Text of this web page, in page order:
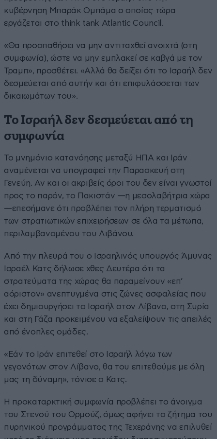
κυβέρνηση Μπαράκ Ομπάμα ο οποίος τώρα
εργάζεται στο think tank Atlantic Council.
«Θα προσπαθήσει να μην αντιταχθεί ανοιχτά (στη
συμφωνία), ώστε να μην εμπλακεί σε καβγά με τον
Τραμπ», προσθέτει. «Αλλά θα δείξει ότι το Ισραήλ δεν
δεσμεύεται από αυτήν και ότι επιφυλάσσεται των
δικαιωμάτων του».
Το Ισραήλ δεν δεσμεύεται από τη
συμφωνία
Το μνημόνιο κατανόησης μεταξύ ΗΠΑ και Ιράν
αναμένεται να υπογραφεί την Παρασκευή στη
Γενεύη. Αν και οι ακριβείς όροι του δεν είναι γνωστοί
προς το παρόν, το Πακιστάν —η μεσολαβήτρια χώρα
—επεσήμανε ότι προβλέπει τον πλήρη τερματισμό
των στρατιωτικών επιχειρήσεων σε όλα τα μέτωπα,
περιλαμβανομένου του Λιβάνου.
Από την πλευρά του ο Ισραηλινός υπουργός Άμυνας
Ισραέλ Κατς δήλωσε χθες Δευτέρα ότι τα
στρατεύματα της χώρας θα παραμείνουν «επ’
αόριστον» ανεπτυγμένα στις ζώνες ασφαλείας που
έχει δημιουργήσει το Ισραήλ στον Λίβανο, στη Συρία
και στη Γάζα προκειμένου να εξαλείψουν τις απειλές
από ένοπλες ομάδες.
«Εάν το Ιράν επιτεθεί στο Ισραήλ λόγω των
γεγονότων στον Λίβανο, θα του επιτεθούμε με όλη
μας τη δύναμη», τόνισε ο Κατς.
Η προκαταρκτική συμφωνία προβλέπει το άνοιγμα
του Στενού του Ορμούζ, όμως αφήνει το ζήτημα του
πυρηνικού προγράμματος της Τεχεράνης να επιλυθεί